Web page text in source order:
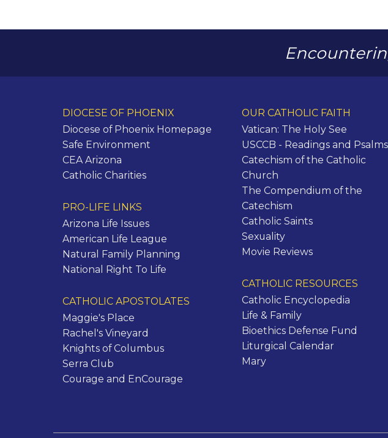
DIOCESE OF PHOENIX
Diocese of Phoenix Homepage
Safe Environment
CEA Arizona
Catholic Charities
PRO-LIFE LINKS
Arizona Life Issues
American Life League
Natural Family Planning
National Right To Life
CATHOLIC APOSTOLATES
Maggie's Place
Rachel's Vineyard
Knights of Columbus
Serra Club
Courage and EnCourage
OUR CATHOLIC FAITH
Vatican: The Holy See
USCCB - Readings and Psalms
Catechism of the Catholic
Church
The Compendium of the
Catechism
Catholic Saints
Sexuality
Movie Reviews
CATHOLIC RESOURCES
Catholic Encyclopedia
Life & Family
Bioethics Defense Fund
Liturgical Calendar
Mary